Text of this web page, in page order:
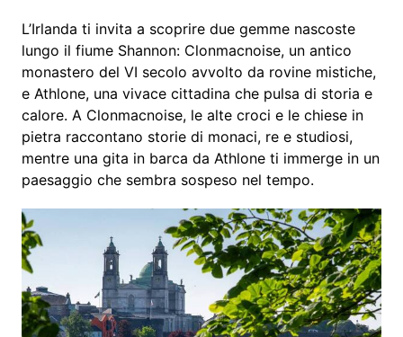
L’Irlanda ti invita a scoprire due gemme nascoste
lungo il fiume Shannon: Clonmacnoise, un antico
monastero del VI secolo avvolto da rovine mistiche,
e Athlone, una vivace cittadina che pulsa di storia e
calore. A Clonmacnoise, le alte croci e le chiese in
pietra raccontano storie di monaci, re e studiosi,
mentre una gita in barca da Athlone ti immerge in un
paesaggio che sembra sospeso nel tempo.